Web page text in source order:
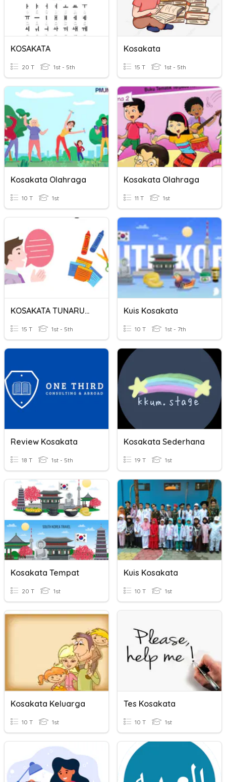
KOSAKATA
20 T 1st - 5th
Kosakata
15 T 1st - 5th
Kosakata Olahraga
10 T 1st
Kosakata Olahraga
11 T 1st
KOSAKATA TUNARUNGU
15 T 1st - 5th
Kuis Kosakata
10 T 1st - 7th
Review Kosakata
18 T 1st - 5th
Kosakata Sederhana
19 T 1st
Kosakata Tempat
20 T 1st
Kuis Kosakata
10 T 1st
Kosakata Keluarga
10 T 1st
Tes Kosakata
10 T 1st